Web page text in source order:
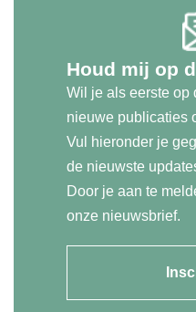
Houd mij op
Wil je als eerste op
nieuwe publicaties
Vul hieronder je
de nieuwste
Door je aan te
onze nieuwsbrief.